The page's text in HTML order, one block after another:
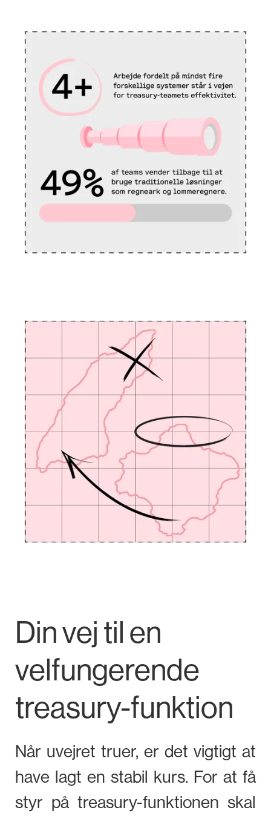
Din vej til en
velfungerende
treasury-funktion
Når uvejret truer, er det vigtigt at
have lagt en stabil kurs. For at få
styr på treasury-funktionen skal